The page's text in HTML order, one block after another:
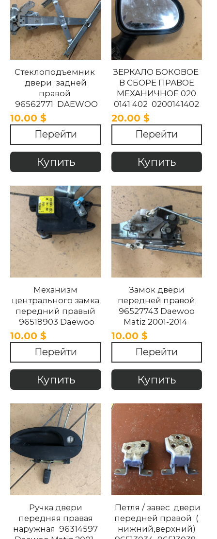
Стеклоподъемник
двери задней
правой
96562771 DAEWOO
MATIZ 2002-2011
10.00 $
Перейти
Купить
ЗЕРКАЛО БОКОВОЕ
В СБОРЕ ПРАВОЕ
МЕХАНИЧНОЕ 020
0141 402 0200141402
96380522 DAEWOO
MATIZ 2002-2011
20.00 $
Перейти
Купить
Механизм
центрального замка
передний правый
96518903 Daewoo
Matiz 2001-2014
10.00 $
Перейти
Купить
Замок двери
передней правой
96527743 Daewoo
Matiz 2001-2014
10.00 $
Перейти
Купить
Ручка двери
передняя правая
наружная 96314597
Петля / завес двери
передней правой (
нижний,верхний)